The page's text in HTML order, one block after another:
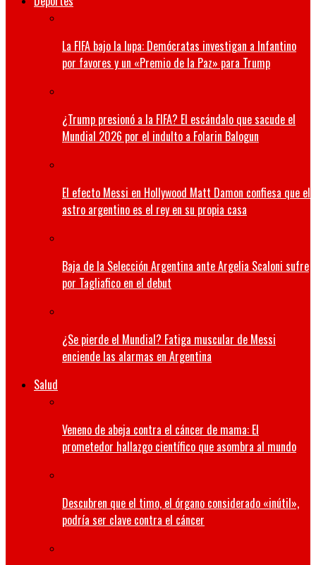
La FIFA bajo la lupa: Demócratas investigan a Infantino
por favores y un «Premio de la Paz» para Trump
¿Trump presionó a la FIFA? El escándalo que sacude el
Mundial 2026 por el indulto a Folarin Balogun
El efecto Messi en Hollywood Matt Damon confiesa que el
astro argentino es el rey en su propia casa
Baja de la Selección Argentina ante Argelia Scaloni sufre
por Tagliafico en el debut
¿Se pierde el Mundial? Fatiga muscular de Messi
enciende las alarmas en Argentina
Salud
Veneno de abeja contra el cáncer de mama: El
prometedor hallazgo científico que asombra al mundo
Descubren que el timo, el órgano considerado «inútil»,
podría ser clave contra el cáncer